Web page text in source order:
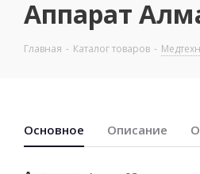
Аппарат
Главная - Каталог товаров -
Основноe Описание